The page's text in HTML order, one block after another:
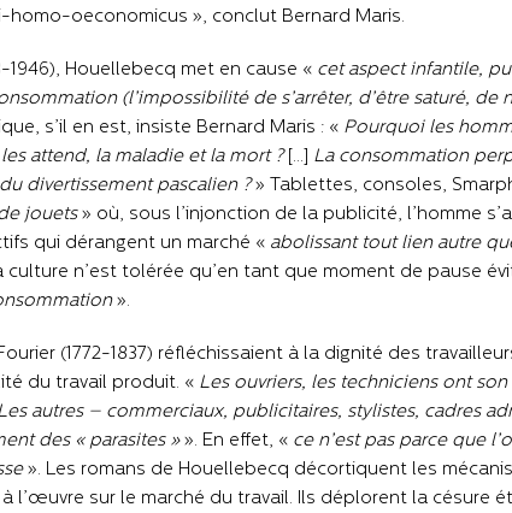
homo-oeconomicus », conclut Bernard Maris.
1946), Houellebecq met en cause « cet aspect infantile,
(l’impossibilité de s’arrêter, d’être saturé, de
s’il en est, insiste Bernard Maris : « Pourquoi les
attend, la maladie et la mort ?[…] La consommation
divertissement pascalien ?» Tablettes, consoles,
jouets» où, sous l’injonction de la publicité, l’homme
qui dérangent un marché « abolissant tout lien autre
culture n’est tolérée qu’en tant que moment de pause
».
(1772-1837) réfléchissaient à la dignité des
du travail produit. « Les ouvriers, les techniciens ont son
autres – commerciaux, publicitaires, stylistes, cadres
des « parasites »». En effet, « ce n’est pas parce que
». Les romans de Houellebecq décortiquent les
l’œuvre sur le marché du travail. Ils déplorent la césure